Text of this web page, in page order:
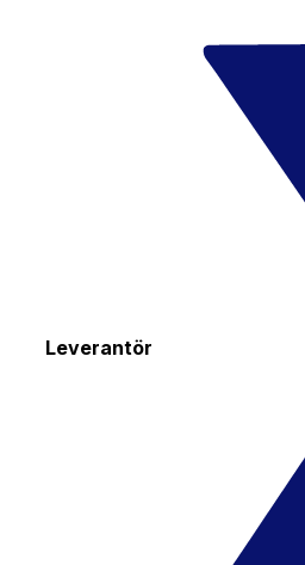
Leverantör